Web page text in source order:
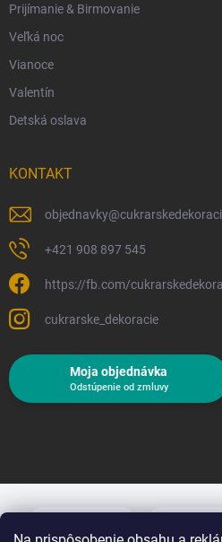
Prijímanie & Birmovanie
Veľká noc
Vianoce
Valentín
Detská oslava
KONTAKT
objednavky@
+421 908 897 545
https://fb.com/
cukrarske_dekoracie
Moja objednávka
Odstúpenie od zmluvy